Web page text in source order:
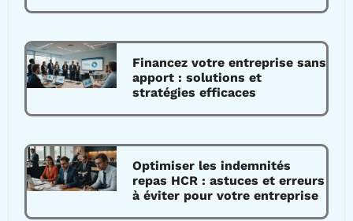
Financez votre entreprise sans
apport : solutions et
stratégies efficaces
Optimiser les indemnités
repas HCR : astuces et erreurs
à éviter pour votre entreprise